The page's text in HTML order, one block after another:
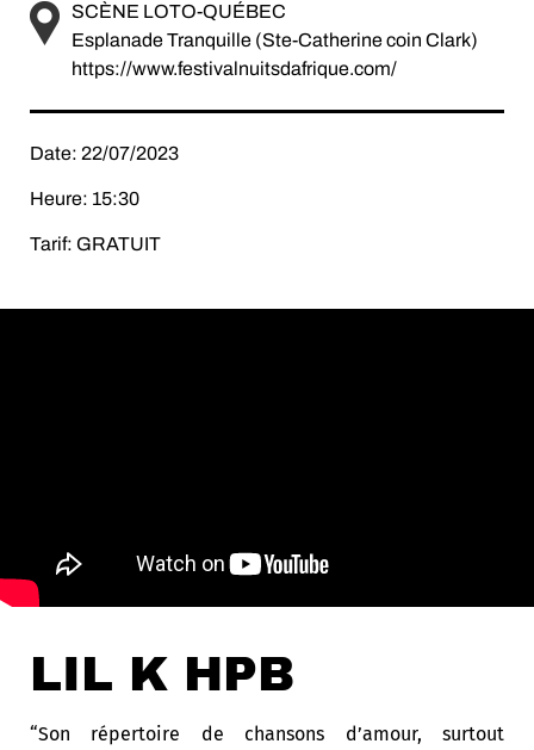
SCÈNE LOTO-QUÉBEC
Esplanade Tranquille (Ste-Catherine coin Clark)
https://www.festivalnuitsdafrique.com/
Date: 22/07/2023
Heure: 15:30
Tarif: GRATUIT
LIL K HPB
“Son répertoire de chansons d’amour, surtout